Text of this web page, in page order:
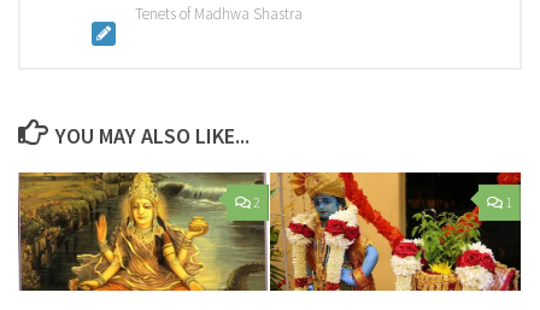
Tenets of Madhwa Shastra
YOU MAY ALSO LIKE...
2 1